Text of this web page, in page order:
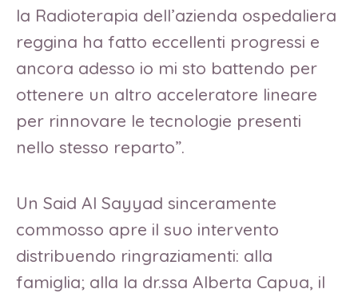
la Radioterapia dell’azienda ospedaliera
reggina ha fatto eccellenti progressi e
ancora adesso io mi sto battendo per
ottenere un altro acceleratore lineare
per rinnovare le tecnologie presenti
nello stesso reparto”.
Un Said Al Sayyad sinceramente
commosso apre il suo intervento
distribuendo ringraziamenti: alla
famiglia; alla la dr.ssa Alberta Capua, il